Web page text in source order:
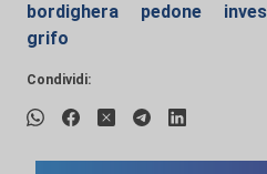
bordighera pedone
grifo
Condividi: